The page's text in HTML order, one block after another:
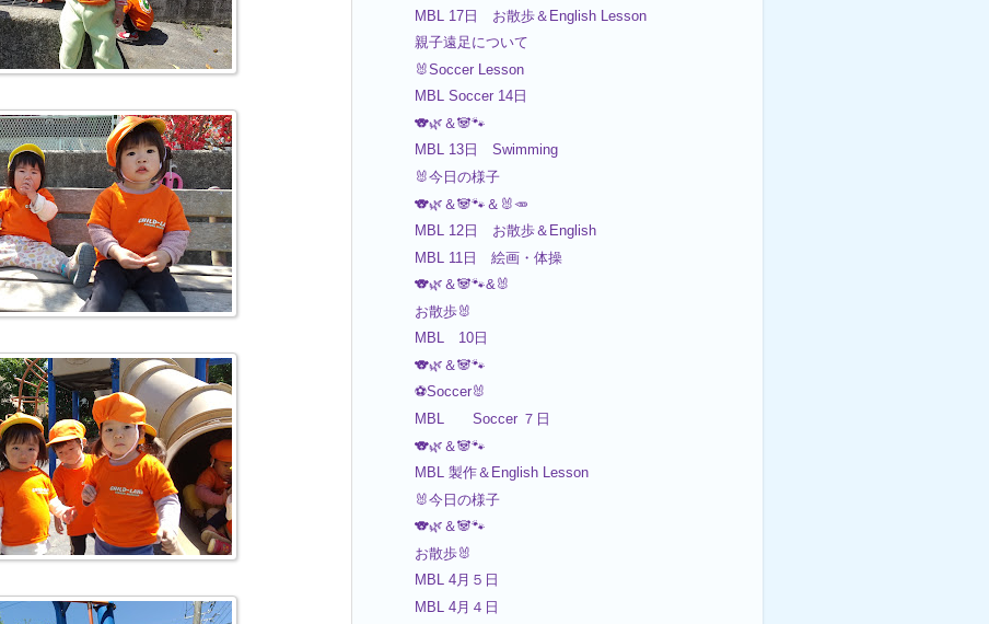
MBL 17日 お散歩＆English Lesson
親子遠足について
🐰Soccer Lesson
MBL Soccer 14日
🐨🌿＆🐼🐾
MBL 13日 Swimming
🐰今日の様子
🐨🌿＆🐼🐾＆🐰🥕
MBL 12日 お散歩＆English
MBL 11日 絵画・体操
🐨🌿＆🐼🐾&🐰
お散歩🐰
MBL 10日
🐨🌿＆🐼🐾
⚽️Soccer🐰
MBL Soccer ７日
🐨🌿＆🐼🐾
MBL 製作＆English Lesson
🐰今日の様子
🐨🌿＆🐼🐾
お散歩🐰
MBL 4月５日
MBL 4月４日